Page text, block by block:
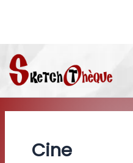
Cine